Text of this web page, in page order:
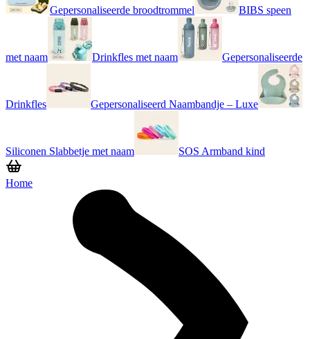
Gepersonaliseerde broodtrommel BIBS speen
met naam Drinkfles met naam Gepersonaliseerde
Drinkfles Gepersonaliseerd Naambandje – Luxe
Siliconen Slabbetje met naam SOS Armband kind
Home